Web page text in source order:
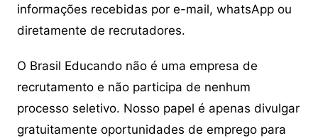
informações recebidas por e-mail, whatsApp ou
diretamente de recrutadores.
O Brasil Educando não é uma empresa de
recrutamento e não participa de nenhum
processo seletivo. Nosso papel é apenas divulgar
gratuitamente oportunidades de emprego para